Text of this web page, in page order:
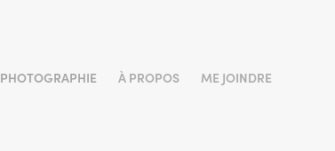
PHOTOGRAPHIE À PROPOS ME JOINDRE